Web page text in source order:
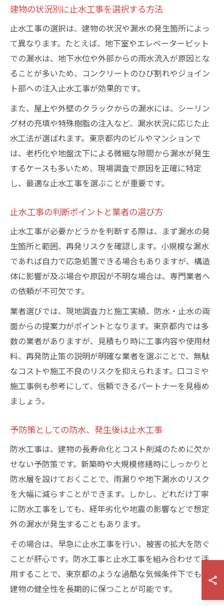
建物の状況別に止水工事を選択する方法
止水工事の選択は、建物の状況や漏水の発生箇所によっ
て異なります。たとえば、地下室やエレベーターピット
での漏水は、地下水位や外部からの雨水流入が原因とな
ることが多いため、コンクリートのひび割れやジョイン
ト部への注入止水工事が効果的です。
また、屋上や外壁のクラックからの漏水には、シーリン
グ材の充填や特殊樹脂の注入など、漏水状況に応じた止
水工法が選ばれます。東京都内のビルやマンションで
は、老朽化や地盤沈下による微細な隙間から漏水が発生
するケースも多いため、現場調査で原因を正確に特定
し、最適な止水工事を選ぶことが重要です。
止水工事の判断ポイントと業者の選び方
止水工事が必要かどうかを判断する際は、まず漏水の発
生箇所と範囲、再発リスクを確認します。小規模な漏水
であれば自力で応急処置できる場合もありますが、構造
体に影響が及ぶ場合や原因が不明な場合は、専門業者へ
の依頼が不可欠です。
業者選びでは、現地調査力と施工実績、防水・止水の両
面からの提案力がポイントとなります。東京都内では多
数の業者がありますが、見積もり時に工事内容や使用材
料、再発防止策の説明が明確な業者を選ぶことで、無駄
なコストや施工不良のリスクを抑えられます。口コミや
施工事例も参考にして、信頼できるパートナーを見極め
ましょう。
予防策としての防水、発生後は止水工事
防水工事は、建物の長寿命化とコスト削減のために欠か
せない予防策です。新築時や大規模修繕時にしっかりと
防水層を設けておくことで、雨漏りや地下漏水のリスク
を大幅に減らすことができます。しかし、どれだけ丁寧
に防水工事をしても、経年劣化や地震の影響などで想定
外の漏水が発生することもあります。
その場合は、早急に止水工事を行い、被害の拡大を防ぐ
ことが肝心です。防水工事と止水工事を組み合わせて活
用することで、東京都のような過酷な気候条件下でも、
建物の健全性を長期的に保つことが可能です。